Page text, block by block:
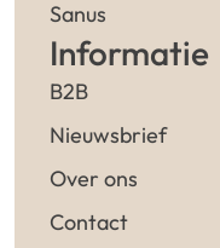
Sanus
Informatie
B2B
Nieuwsbrief
Over ons
Contact